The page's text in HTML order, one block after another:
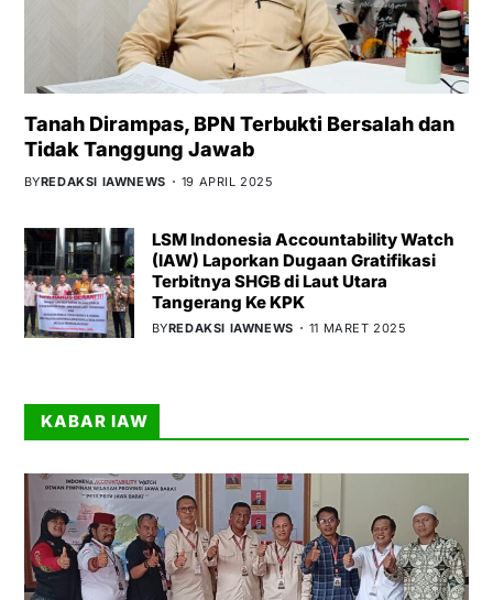
Tanah Dirampas, BPN Terbukti Bersalah dan
Tidak Tanggung Jawab
BYREDAKSI IAWNEWS 19 APRIL 2025
LSM Indonesia Accountability Watch
(IAW) Laporkan Dugaan Gratifikasi
Terbitnya SHGB di Laut Utara
Tangerang Ke KPK
BYREDAKSI IAWNEWS 11 MARET 2025
KABAR IAW